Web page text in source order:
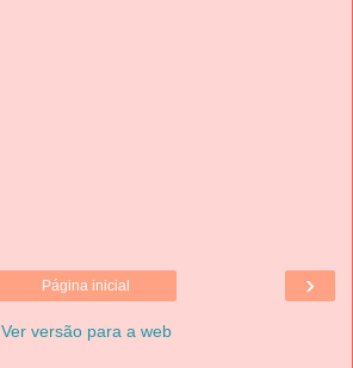
›
Página inicial
Ver versão para a web